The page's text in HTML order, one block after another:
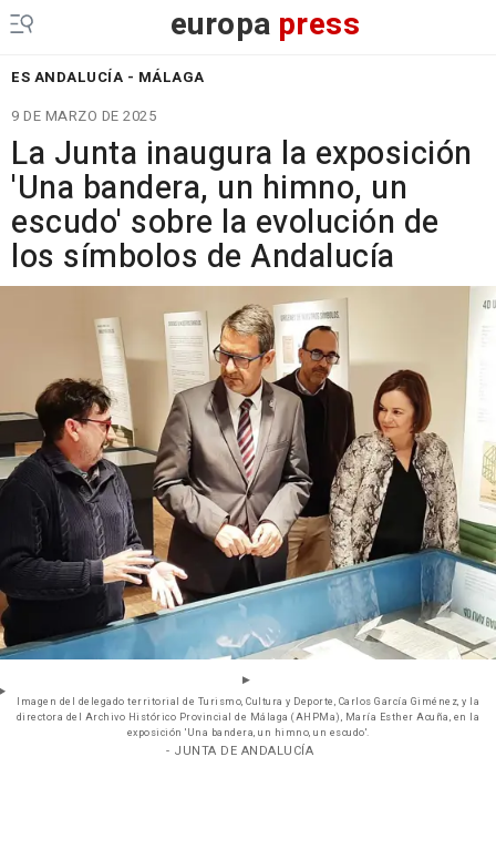
europa press
ES ANDALUCÍA - MÁLAGA
9 DE MARZO DE 2025
La Junta inaugura la exposición
'Una bandera, un himno, un
escudo' sobre la evolución de
los símbolos de Andalucía
Imagen del delegado territorial de Turismo, Cultura y Deporte, Carlos García Giménez, y la
directora del Archivo Histórico Provincial de Málaga (AHPMa), María Esther Acuña, en la
exposición 'Una bandera, un himno, un escudo'.
- JUNTA DE ANDALUCÍA